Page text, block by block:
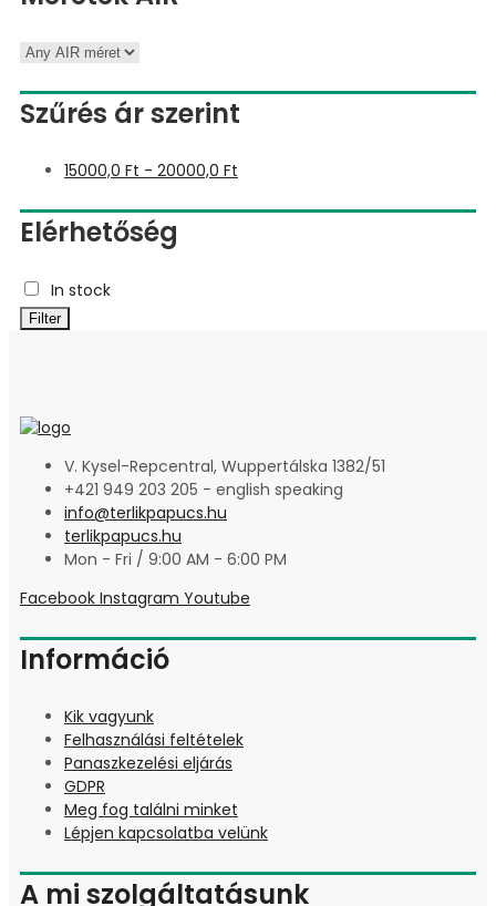
Szűrés ár szerint
15000,0 Ft - 20000,0 Ft
Elérhetőség
In stock
Filter
V. Kysel-Repcentral, Wuppertálska 1382/51
+421 949 203 205 - english speaking
info@terlikpapucs.hu
terlikpapucs.hu
Mon - Fri / 9:00 AM - 6:00 PM
Facebook Instagram Youtube
Információ
Kik vagyunk
Felhasználási feltételek
Panaszkezelési eljárás
GDPR
Meg fog találni minket
Lépjen kapcsolatba velünk
A mi szolgáltatásunk